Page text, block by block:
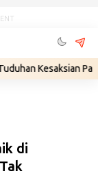
Palsu, Saksi
di